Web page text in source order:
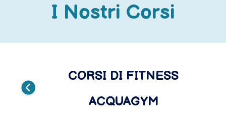
I Nostri Corsi
CORSI DI FITNESS
ACQUAGYM